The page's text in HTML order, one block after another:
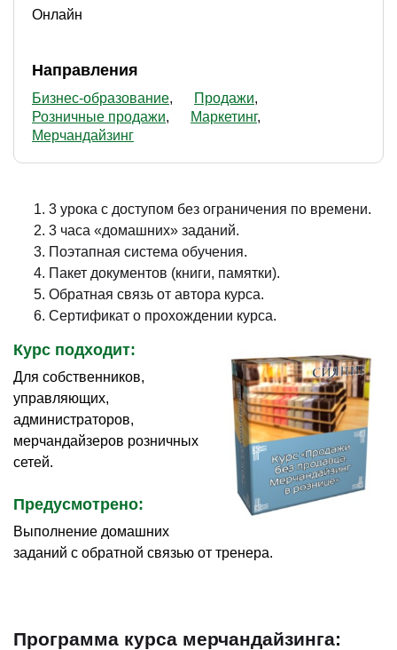
Онлайн
Направления
Бизнес-образование
Продажи
Розничные продажи
Маркетинг
Мерчандайзинг
3 урока с доступом без ограничения по времени.
3 часа «домашних» заданий.
Поэтапная система обучения.
Пакет документов (книги, памятки).
Обратная связь от автора курса.
Сертификат о прохождении курса.
Курс подходит:
Для собственников,
управляющих,
администраторов,
мерчандайзеров розничных
сетей.
Предусмотрено:
Выполнение домашних
заданий с обратной связью от тренера.
Программа курса мерчандайзинга: